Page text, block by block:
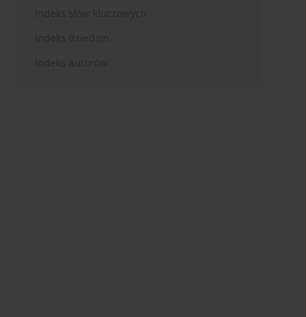
Indeks słów kluczowych
Indeks dziedzin
Indeks autorów